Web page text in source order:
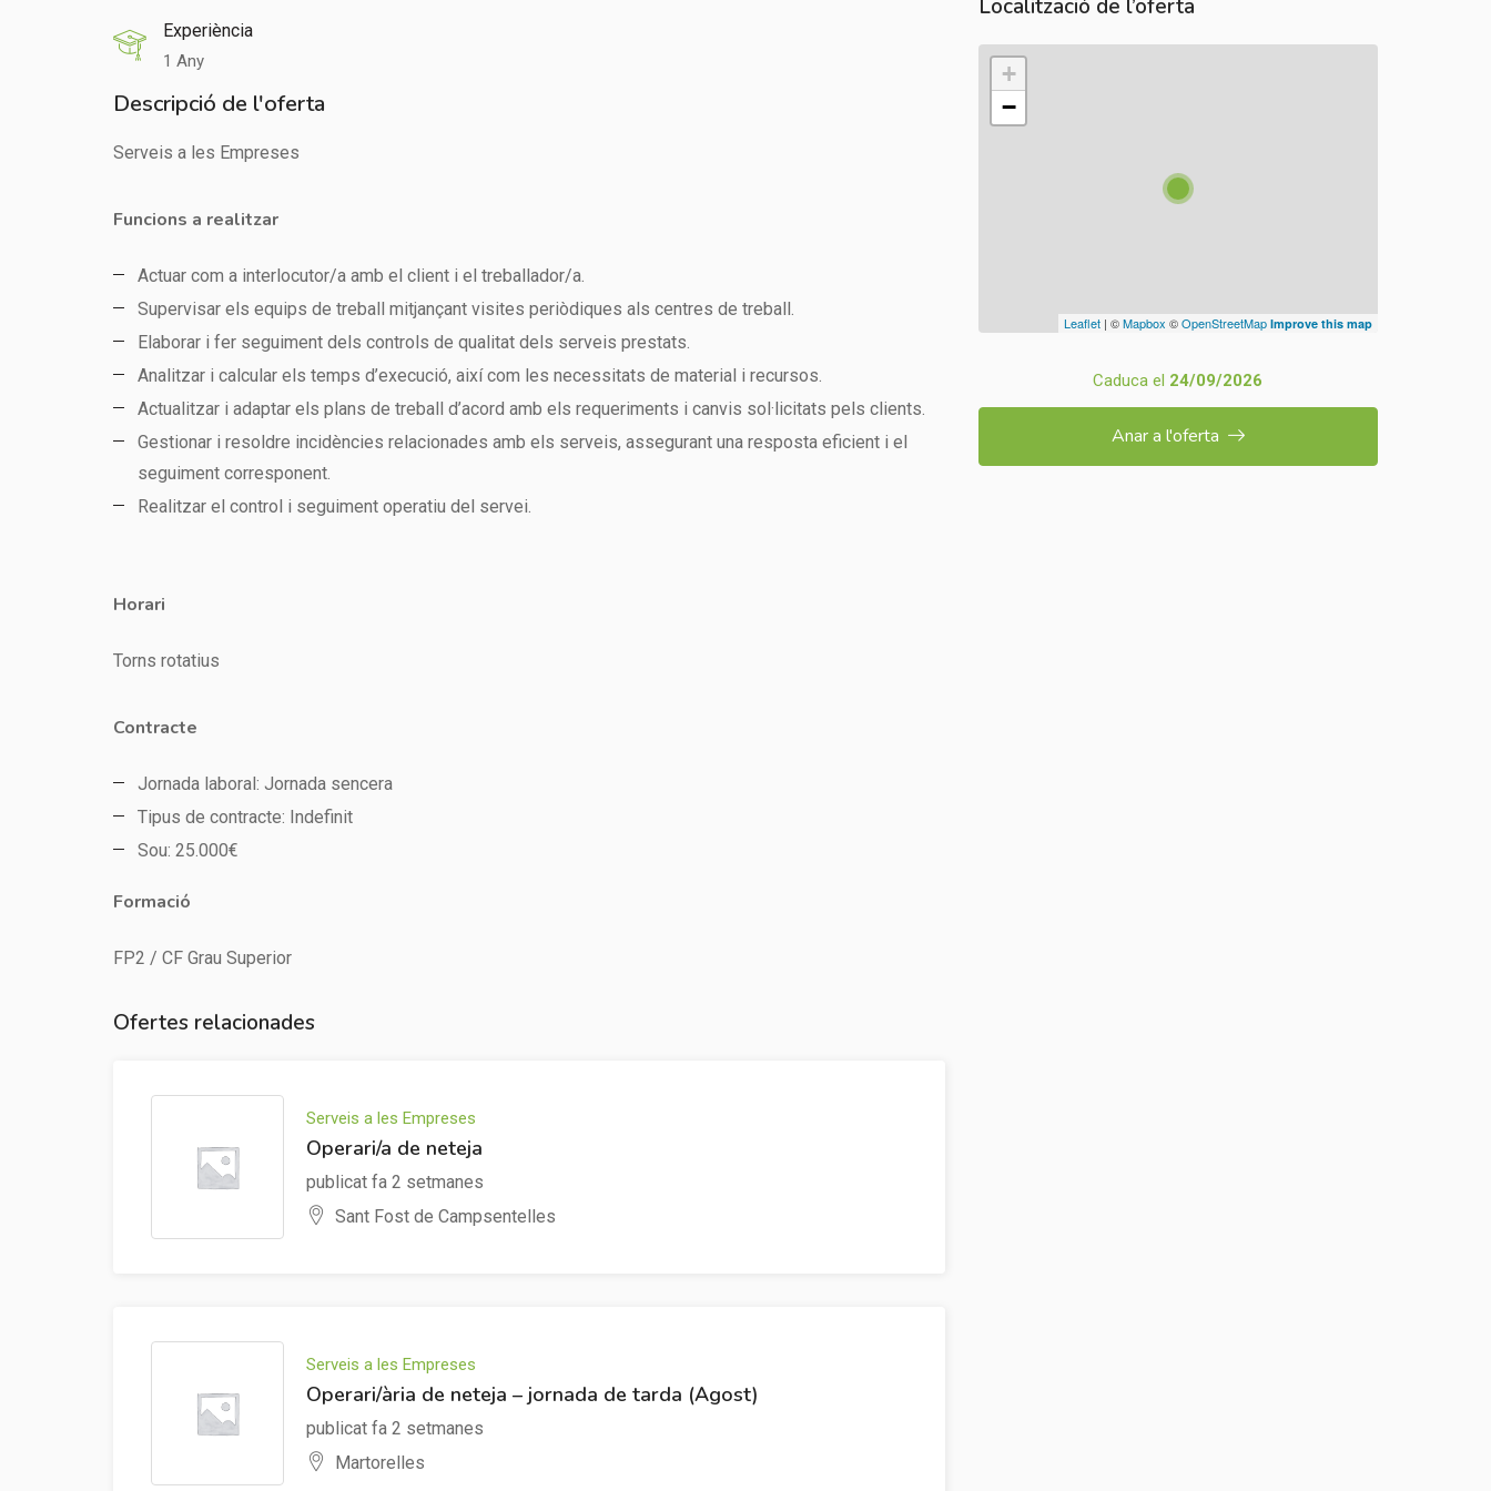
Experiència
1 Any
Descripció de l'oferta
Serveis a les Empreses
Funcions a realitzar
Actuar com a interlocutor/a amb el client i el treballador/a.
Supervisar els equips de treball mitjançant visites periòdiques als centres de treball.
Elaborar i fer seguiment dels controls de qualitat dels serveis prestats.
Analitzar i calcular els temps d’execució, així com les necessitats de material i recursos.
Actualitzar i adaptar els plans de treball d’acord amb els requeriments i canvis sol·licitats pels clients.
Gestionar i resoldre incidències relacionades amb els serveis, assegurant una resposta eficient i el
seguiment corresponent.
Realitzar el control i seguiment operatiu del servei.
Horari
Torns rotatius
Contracte
Jornada laboral: Jornada sencera
Tipus de contracte: Indefinit
Sou: 25.000€
Formació
FP2 / CF Grau Superior
Ofertes relacionades
Serveis a les Empreses
Operari/a de neteja
publicat fa 2 setmanes
Sant Fost de Campsentelles
Serveis a les Empreses
Operari/ària de neteja – jornada de tarda (Agost)
publicat fa 2 setmanes
Martorelles
Localització de l’oferta
+
−
Leaflet| ©Mapbox ©OpenStreetMap Improve this map
Caduca el 24/09/2026
Anar a l'oferta